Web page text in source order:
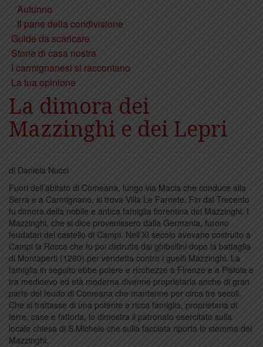
Autunno
Il pane della condivisione
Guide da scaricare
Storie di casa nostra
I carmignanesi si raccontano
La tua opinione
La dimora dei
Mazzinghi e dei Lepri
di Daniela Nucci
Fuori dell’abitato di Comeana, lungo via Macia che conduce alla
Serra e a Carmignano, si trova Villa Le Farnete. Fin dal Trecento
fu dimora della nobile e antica famiglia fiorentina dei Mazzinghi. I
Mazzinghi, che si dice provenissero dalla Germania, furono
feudatari del castello di Campi. Nell’XI secolo avevano costruito a
Campi la Rocca che fu poi distrutta dai ghibellini dopo la battaglia
di Montaperti (1260) per vendetta contro i guelfi Mazzinghi. La
famiglia in seguito ebbe potere e ricchezze a Firenze e a Pistoia e
tra medioevo ed età moderna divenne proprietaria anche di gran
parte del feudo di Comeana che mantenne per circa tre secoli.
Che si trattasse di una potente e ricca famiglia, proprietaria di
terre, case e fattoria, lo dimostra il patronato esercitato sulla
locale chiesa di S.Michele che sulla facciata riporta lo stemma dei
Mazzinghi.